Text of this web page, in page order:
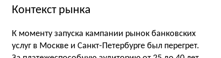
Контекст рынка
К моменту запуска кампании рынок банковских
услуг в Москве и Санкт-Петербурге был перегрет.